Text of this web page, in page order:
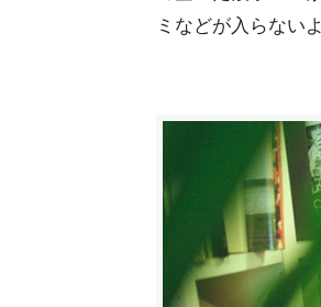
ミなどが入らない